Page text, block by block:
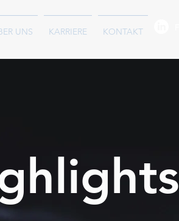
UNS KARRIERE KONTAKT